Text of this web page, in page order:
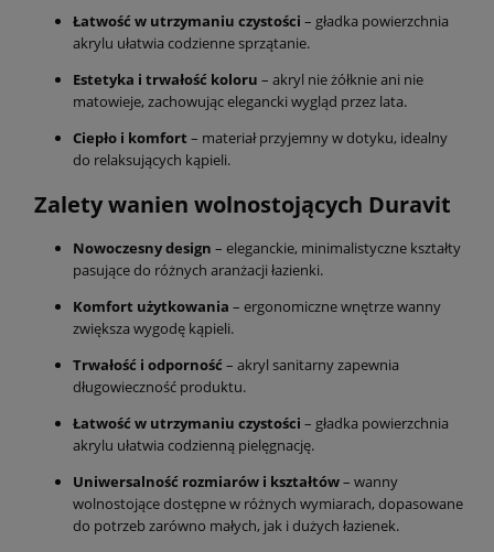
Łatwość w utrzymaniu czystości – gładka powierzchnia
akrylu ułatwia codzienne sprzątanie.
Estetyka i trwałość koloru – akryl nie żółknie ani nie
matowieje, zachowując elegancki wygląd przez lata.
Ciepło i komfort – materiał przyjemny w dotyku, idealny
do relaksujących kąpieli.
Zalety wanien wolnostojących Duravit
Nowoczesny design – eleganckie, minimalistyczne kształty
pasujące do różnych aranżacji łazienki.
Komfort użytkowania – ergonomiczne wnętrze wanny
zwiększa wygodę kąpieli.
Trwałość i odporność – akryl sanitarny zapewnia
długowieczność produktu.
Łatwość w utrzymaniu czystości – gładka powierzchnia
akrylu ułatwia codzienną pielęgnację.
Uniwersalność rozmiarów i kształtów– wanny
wolnostojące dostępne w różnych wymiarach, dopasowane
do potrzeb zarówno małych, jak i dużych łazienek.